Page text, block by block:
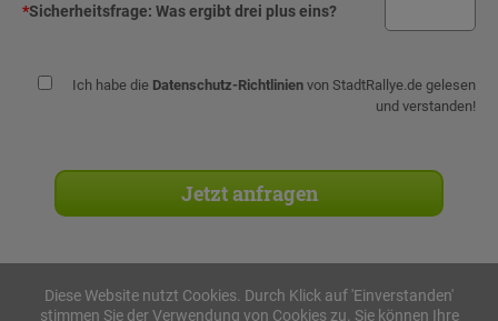
*Sicherheitsfrage: Was ergibt drei plus eins?
Ich habe die Datenschutz-Richtlinien von StadtRallye.de gelesen
und verstanden!
Diese Website nutzt Cookies. Durch Klick auf 'Einverstanden'
stimmen Sie der Verwendung von Cookies zu. Sie können Ihre